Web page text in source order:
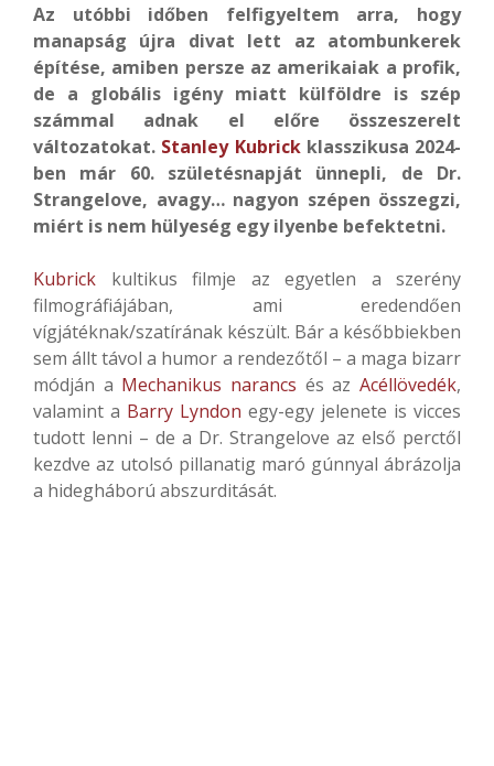
Az utóbbi időben felfigyeltem arra, hogy
manapság újra divat lett az atombunkerek
építése, amiben persze az amerikaiak a profik,
de a globális igény miatt külföldre is szép
számmal adnak el előre összeszerelt
változatokat. Stanley Kubrickklasszikusa 2024-
ben már 60. születésnapját ünnepli, de Dr.
Strangelove, avagy… nagyon szépen összegzi,
miért is nem hülyeség egy ilyenbe befektetni.
Kubrick kultikus filmje az egyetlen a szerény
filmográfiájában, ami eredendően
vígjátéknak/szatírának készült. Bár a későbbiekben
sem állt távol a humor a rendezőtől – a maga bizarr
módján a Mechanikus narancs és az Acéllövedék,
valamint a Barry Lyndon egy-egy jelenete is vicces
tudott lenni – de a Dr. Strangelove az első perctől
kezdve az utolsó pillanatig maró gúnnyal ábrázolja
a hidegháború abszurditását.